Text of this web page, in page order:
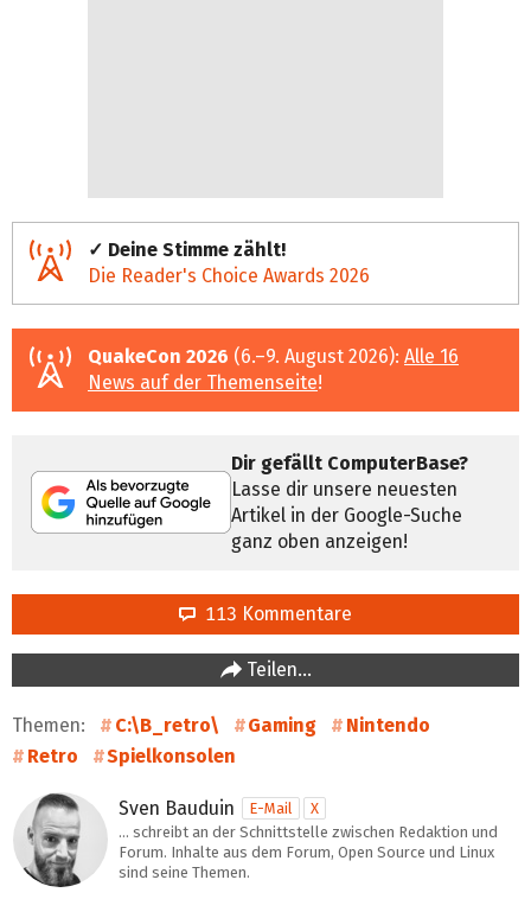
✓ Deine Stimme zählt!
Die Reader's Choice Awards 2026
QuakeCon 2026 (6.–9. August 2026): Alle 16
News auf der Themenseite!
Dir gefällt ComputerBase?
Lasse dir unsere neuesten
Artikel in der Google-Suche
ganz oben anzeigen!
113 Kommentare
Teilen…
Themen: C:\B_retro\ Gaming
Nintendo
Retro
Spielkonsolen
Sven Bauduin E-Mail
X
… schreibt an der Schnittstelle zwischen Redaktion und
Forum. Inhalte aus dem Forum, Open Source und Linux
sind seine Themen.